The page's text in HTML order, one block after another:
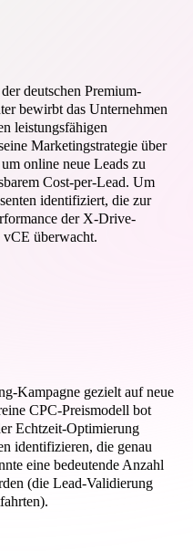
deutschen Premium-
bewirbt das Unternehmen
leistungsfähigen
Marketingstrategie über
online neue Leads zu
Cost-per-Lead. Um
identifiziert, die zur
der X-Drive-
überwacht.
Kampagne gezielt auf neue
CPC-Preismodell bot
Echtzeit-Optimierung
identifizieren, die genau
eine bedeutende Anzahl
(die Lead-Validierung